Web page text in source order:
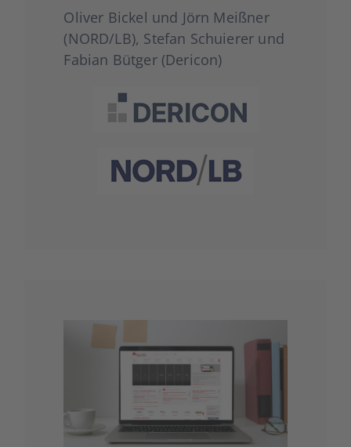
Oli­ver Bickel und Jörn Meiß­ner
(NORD/LB), Ste­fan Schu­ie­rer und
Fabi­an Büt­ger (Der­icon)